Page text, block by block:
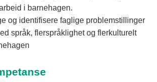
i barnehagen.
og identifisere faglige problemstillinger
språk, flerspråklighet og flerkulturelt